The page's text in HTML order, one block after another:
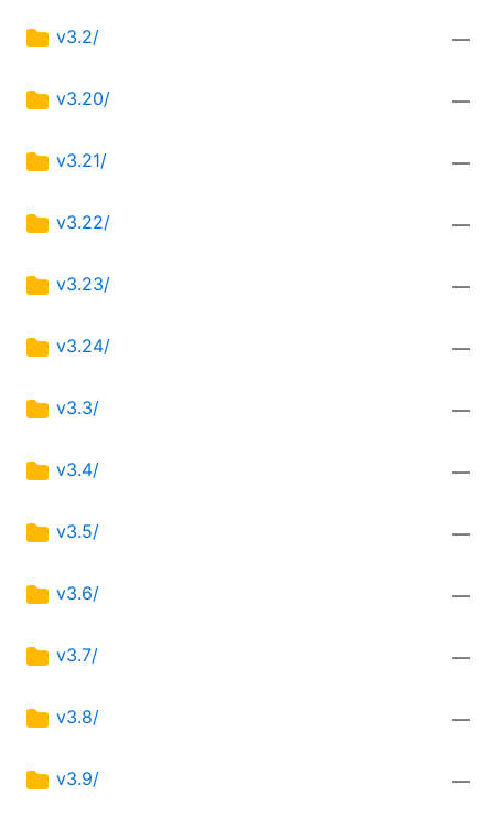
v3.2/ —
v3.20/ —
v3.21/ —
v3.22/ —
v3.23/ —
v3.24/ —
v3.3/ —
v3.4/ —
v3.5/ —
v3.6/ —
v3.7/ —
v3.8/ —
v3.9/ —